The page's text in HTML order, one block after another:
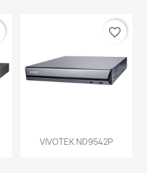
VIVOTEK ND9542P
favorite_border